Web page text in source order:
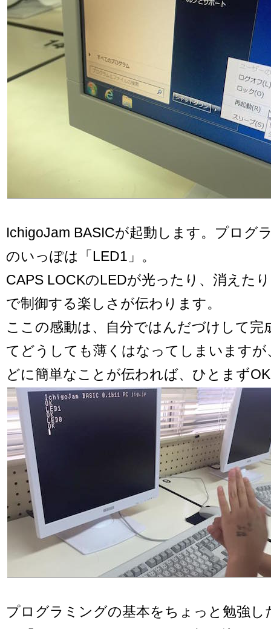
IchigoJam BASICが起動します。プログ
のいっぽは「LED1」。
CAPS LOCKのLEDが光ったり、消えた
で制御する楽しさが伝わります。
ここの感動は、自分ではんだづけして完
てどうしても薄くはなってしまいます
どに簡単なことが伝われば、ひとまず
プログラミングの基本をちょっと勉強し